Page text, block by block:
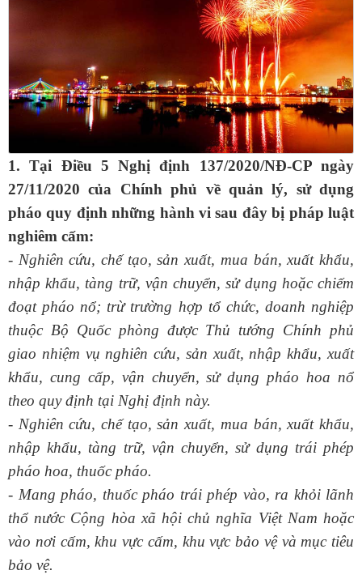
1. Tại Điều 5 Nghị định 137/2020/NĐ-CP ngày
27/11/2020 của Chính phủ về quản lý, sử dụng
pháo quy định những hành vi sau đây bị pháp luật
nghiêm cấm:
- Nghiên cứu, chế tạo, sản xuất, mua bán, xuất khẩu,
nhập khẩu, tàng trữ, vận chuyển, sử dụng hoặc chiếm
đoạt pháo nổ; trừ trường hợp tổ chức, doanh nghiệp
thuộc Bộ Quốc phòng được Thủ tướng Chính phủ
giao nhiệm vụ nghiên cứu, sản xuất, nhập khẩu, xuất
khẩu, cung cấp, vận chuyển, sử dụng pháo hoa nổ
theo quy định tại Nghị định này.
- Nghiên cứu, chế tạo, sản xuất, mua bán, xuất khẩu,
nhập khẩu, tàng trữ, vận chuyển, sử dụng trái phép
pháo hoa, thuốc pháo.
- Mang pháo, thuốc pháo trái phép vào, ra khỏi lãnh
thổ nước Cộng hòa xã hội chủ nghĩa Việt Nam hoặc
vào nơi cấm, khu vực cấm, khu vực bảo vệ và mục tiêu
bảo vệ.